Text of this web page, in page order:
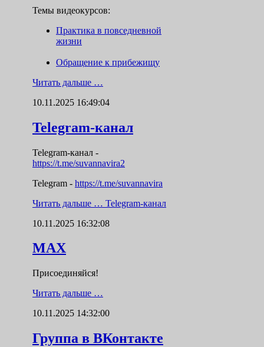
Темы видеокурсов:
Практика в повседневной
жизни
Обращение к прибежищу
Читать дальше …
10.11.2025 16:49:04
Telegram-канал
Telegram-канал -
https://t.me/suvannavira2
Telegram - https://t.me/suvannavira
Читать дальше … Telegram-канал
10.11.2025 16:32:08
MAX
Присоединяйся!
Читать дальше …
10.11.2025 14:32:00
Группа в ВКонтакте